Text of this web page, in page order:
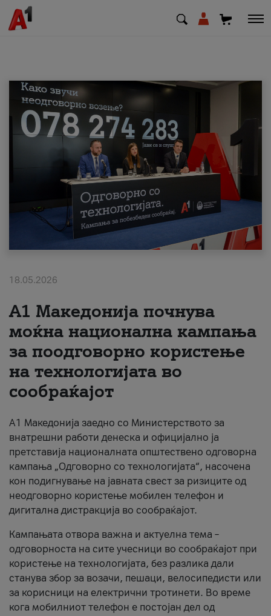
МК EN SQ
Деловни
Поддршка
Надополни кредит
#ПодобарОнлајн
18.05.2026
A1 Македонија почнува
моќна национална кампања
за поодговорно користење
на технологијата во
сообраќајот
A1 Македонија заедно со Министерството за
внатрешни работи денеска и официјално ја
претставија националната општествено одговорна
кампања „Одговорно со технологијата“, насочена
кон подигнување на јавната свест за ризиците од
неодговорно користење мобилен телефон и
дигитална дистракција во сообраќајот.
Кампањата отвора важна и актуелна тема –
одговорноста на сите учесници во сообраќајот при
користење на технологијата, без разлика дали
станува збор за возачи, пешаци, велосипедисти или
за корисници на електрични тротинети. Во време
кога мобилниот телефон е постојан дел од